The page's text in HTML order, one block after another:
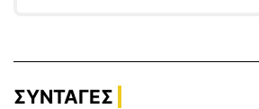
ΣΥΝΤΑΓΕΣ